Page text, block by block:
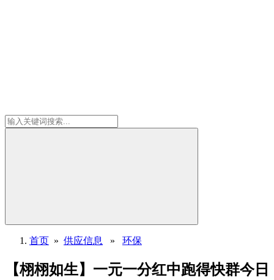
首页 » 供应信息 » 环保
【栩栩如生】一元一分红中跑得快群今日